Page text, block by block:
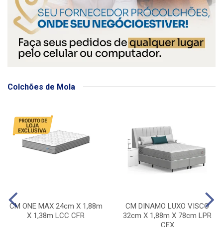
Colchões de Mola
CM ONE MAX 24cm X 1,88m
X 1,38m LCC CFR
CM DINAMO LUXO VISCO
32cm X 1,88m X 78cm LPR
CEX